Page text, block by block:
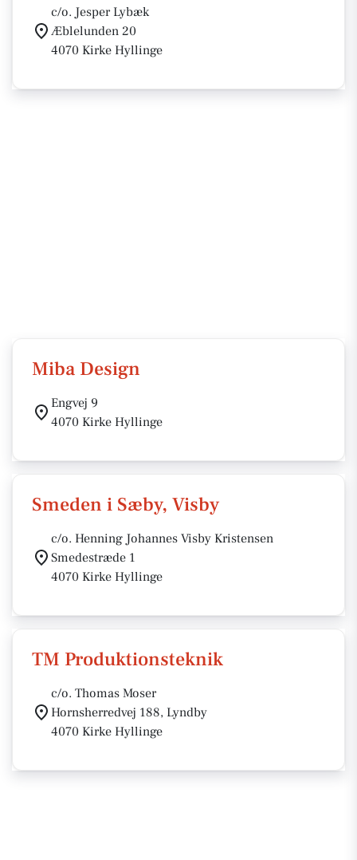
c/o. Jesper Lybæk
Æblelunden 20
4070 Kirke Hyllinge
Miba Design
Engvej 9
4070 Kirke Hyllinge
Smeden i Sæby, Visby
c/o. Henning Johannes Visby Kristensen
Smedestræde 1
4070 Kirke Hyllinge
TM Produktionsteknik
c/o. Thomas Moser
Hornsherredvej 188, Lyndby
4070 Kirke Hyllinge